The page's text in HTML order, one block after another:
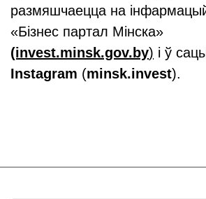
размяшчаецца на
«Бізнес партал Мінска»
(invest.minsk.gov.by) і ў
Instagram (minsk.invest).